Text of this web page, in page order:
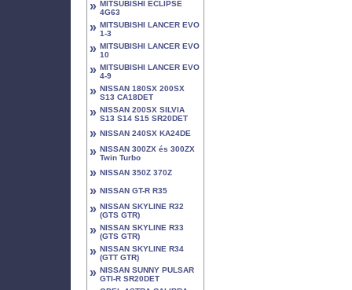
» MITSUBISHI ECLIPSE
4G63
» MITSUBISHI LANCER EVO
1-3
» MITSUBISHI LANCER EVO
10
» MITSUBISHI LANCER EVO
4-9
» NISSAN 180SX 200SX
S13 CA18DET
» NISSAN 200SX SILVIA
S13 S14 S15 SR20DET
» NISSAN 240SX KA24DE
» NISSAN 300ZX és 300ZX
Twin Turbo
» NISSAN 350Z 370Z
» NISSAN GT-R R35
» NISSAN SKYLINE R32
(GTS GTR)
» NISSAN SKYLINE R33
(GTS GTR)
» NISSAN SKYLINE R34
(GTT GTR)
» NISSAN SUNNY PULSAR
GTI-R SR20DET